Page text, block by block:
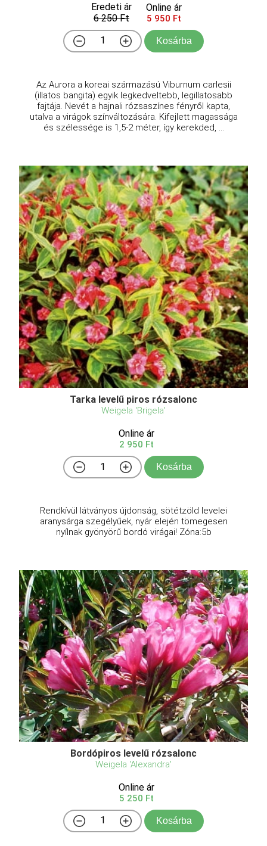
Eredeti ár
6 250 Ft
Online ár
5 950 Ft
Kosárba
Az Aurora a koreai származású Viburnum carlesii
(illatos bangita) egyik legkedveltebb, legillatosabb
fajtája. Nevét a hajnali rózsaszínes fényről kapta,
utalva a virágok színváltozására. Kifejlett magassága
és szélessége is 1,5-2 méter, így kerekded, ...
Tarka levelű piros rózsalonc
Weigela 'Brigela'
Online ár
2 950 Ft
Kosárba
Rendkívül látványos újdonság, sötétzöld levelei
aranysárga szegélyűek, nyár elején tömegesen
nyílnak gyönyörű bordó virágai! Zóna:5b
Bordópiros levelű rózsalonc
Weigela 'Alexandra'
Online ár
5 250 Ft
Kosárba